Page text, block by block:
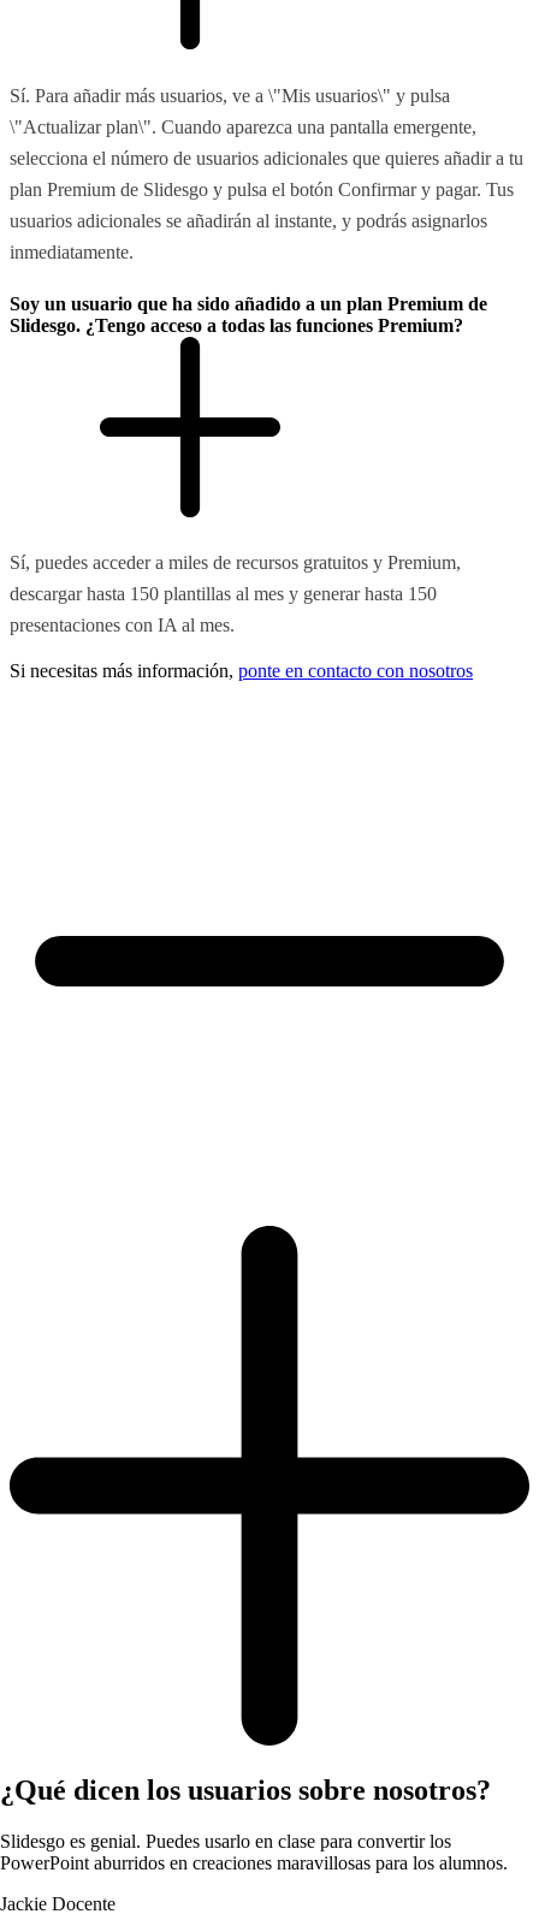
Sí. Para añadir más usuarios, ve a \"Mis usuarios\" y pulsa
\"Actualizar plan\". Cuando aparezca una pantalla emergente,
selecciona el número de usuarios adicionales que quieres añadir a tu
plan Premium de Slidesgo y pulsa el botón Confirmar y pagar. Tus
usuarios adicionales se añadirán al instante, y podrás asignarlos
inmediatamente.
Soy un usuario que ha sido añadido a un plan Premium de
Slidesgo. ¿Tengo acceso a todas las funciones Premium?
Sí, puedes acceder a miles de recursos gratuitos y Premium,
descargar hasta 150 plantillas al mes y generar hasta 150
presentaciones con IA al mes.
Si necesitas más información, ponte en contacto con nosotros
¿Qué dicen los usuarios sobre nosotros?
Slidesgo es genial. Puedes usarlo en clase para convertir los
PowerPoint aburridos en creaciones maravillosas para los alumnos.
Jackie Docente